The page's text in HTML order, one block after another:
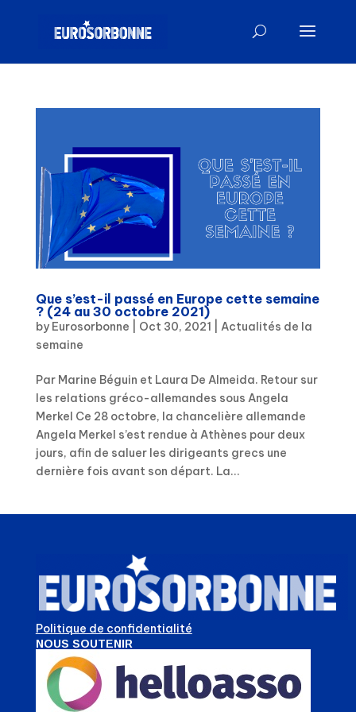
Que s’est-il passé en Europe cette semaine
? (24 au 30 octobre 2021)
by Eurosorbonne Oct 30, 2021
Actualités de la
semaine
Par Marine Béguin et Laura De Almeida. Retour sur
les relations gréco-allemandes sous Angela
Merkel Ce 28 octobre, la chancelière allemande
Angela Merkel s’est rendue à Athènes pour deux
jours, afin de saluer les dirigeants grecs une
dernière fois avant son départ. La...
Politique de confidentialité
NOUS SOUTENIR